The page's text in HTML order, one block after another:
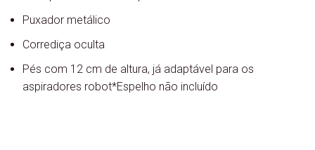
Puxador metálico
Corrediça oculta
Pés com 12 cm de altura, já adaptável para os
aspiradores robot*Espelho não incluído